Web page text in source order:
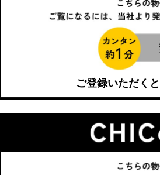
ご登録いただくと